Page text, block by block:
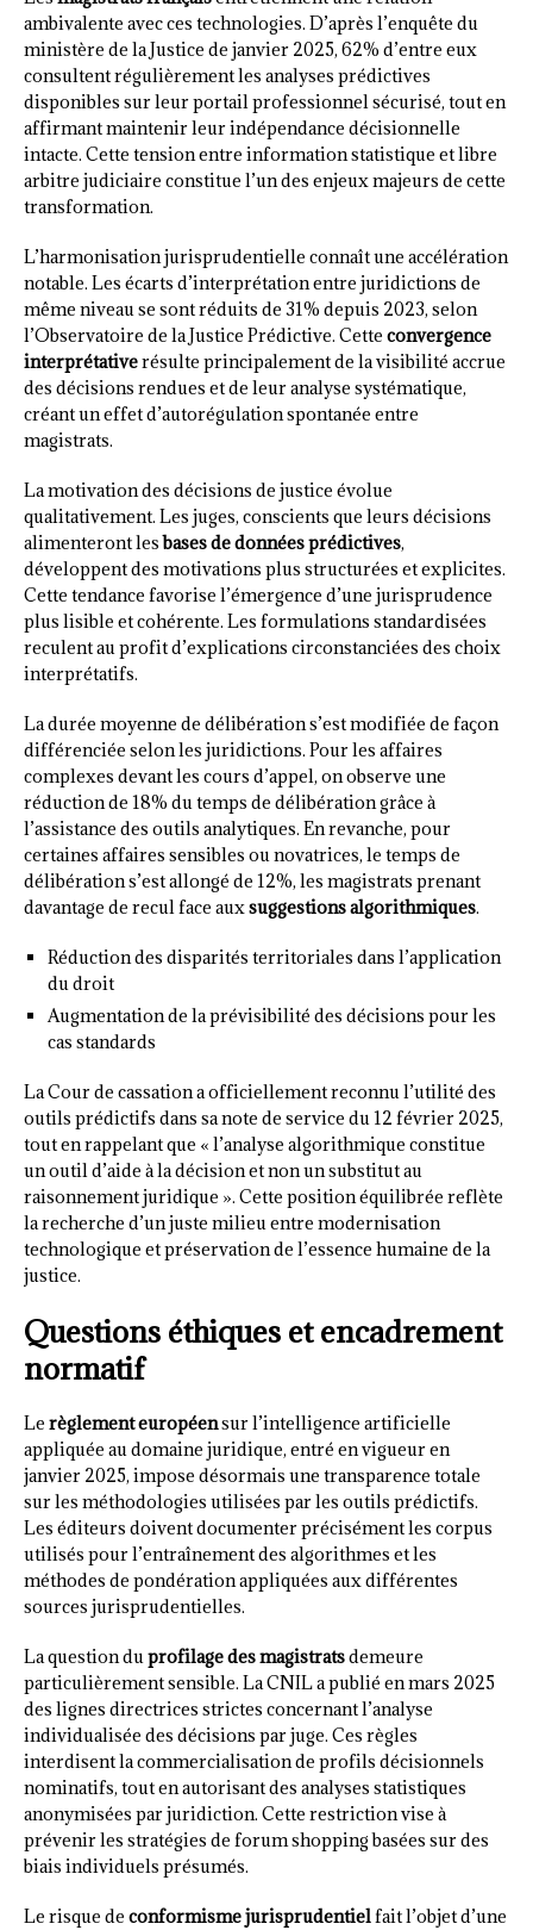
ambivalente avec ces technologies. D’après l’enquête du
ministère de la Justice de janvier 2025, 62% d’entre eux
consultent régulièrement les analyses prédictives
disponibles sur leur portail professionnel sécurisé, tout en
affirmant maintenir leur indépendance décisionnelle
intacte. Cette tension entre information statistique et libre
arbitre judiciaire constitue l’un des enjeux majeurs de cette
transformation.
L’harmonisation jurisprudentielle connaît une accélération
notable. Les écarts d’interprétation entre juridictions de
même niveau se sont réduits de 31% depuis 2023, selon
l’Observatoire de la Justice Prédictive. Cette convergence
interprétativerésulte principalement de la visibilité accrue
des décisions rendues et de leur analyse systématique,
créant un effet d’autorégulation spontanée entre
magistrats.
La motivation des décisions de justice évolue
qualitativement. Les juges, conscients que leurs décisions
alimenteront lesbases de données prédictives,
développent des motivations plus structurées et explicites.
Cette tendance favorise l’émergence d’une jurisprudence
plus lisible et cohérente. Les formulations standardisées
reculent au profit d’explications circonstanciées des choix
interprétatifs.
La durée moyenne de délibération s’est modifiée de façon
différenciée selon les juridictions. Pour les affaires
complexes devant les cours d’appel, on observe une
réduction de 18% du temps de délibération grâce à
l’assistance des outils analytiques. En revanche, pour
certaines affaires sensibles ou novatrices, le temps de
délibération s’est allongé de 12%, les magistrats prenant
davantage de recul face auxsuggestions algorithmiques.
Réduction des disparités territoriales dans l’application
du droit
Augmentation de la prévisibilité des décisions pour les
cas standards
La Cour de cassation a officiellement reconnu l’utilité des
outils prédictifs dans sa note de service du 12 février 2025,
tout en rappelant que « l’analyse algorithmique constitue
un outil d’aide à la décision et non un substitut au
raisonnement juridique ». Cette position équilibrée reflète
la recherche d’un juste milieu entre modernisation
technologique et préservation de l’essence humaine de la
justice.
Questions éthiques et encadrement
normatif
Le règlement européensur l’intelligence artificielle
appliquée au domaine juridique, entré en vigueur en
janvier 2025, impose désormais une transparence totale
sur les méthodologies utilisées par les outils prédictifs.
Les éditeurs doivent documenter précisément les corpus
utilisés pour l’entraînement des algorithmes et les
méthodes de pondération appliquées aux différentes
sources jurisprudentielles.
La question duprofilage des magistratsdemeure
particulièrement sensible. La CNIL a publié en mars 2025
des lignes directrices strictes concernant l’analyse
individualisée des décisions par juge. Ces règles
interdisent la commercialisation de profils décisionnels
nominatifs, tout en autorisant des analyses statistiques
anonymisées par juridiction. Cette restriction vise à
prévenir les stratégies de forum shopping basées sur des
biais individuels présumés.
Le risque de conformisme jurisprudentielfait l’objet d’une